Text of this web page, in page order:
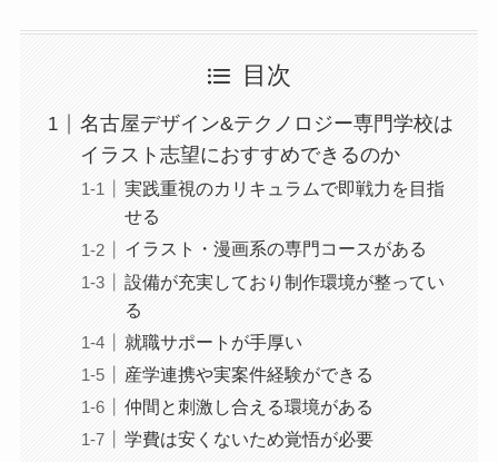
目次
名古屋デザイン&テクノロジー専門学校は
イラスト志望におすすめできるのか
実践重視のカリキュラムで即戦力を目指
せる
イラスト・漫画系の専門コースがある
設備が充実しており制作環境が整ってい
る
就職サポートが手厚い
産学連携や実案件経験ができる
仲間と刺激し合える環境がある
学費は安くないため覚悟が必要